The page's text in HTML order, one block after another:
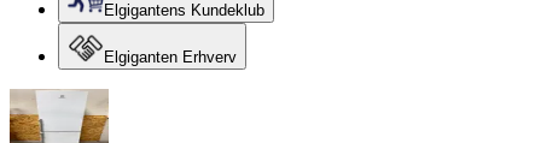
Elgigantens Kundeklub
Elgiganten Erhverv